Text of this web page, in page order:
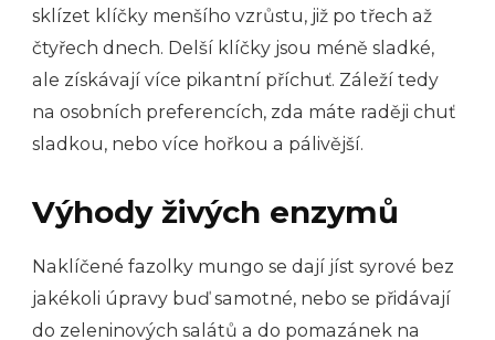
sklízet klíčky menšího vzrůstu, již po třech až
čtyřech dnech. Delší klíčky jsou méně sladké,
ale získávají více pikantní příchuť. Záleží tedy
na osobních preferencích, zda máte raději chuť
sladkou, nebo více hořkou a pálivější.
Výhody živých enzymů
Naklíčené fazolky mungo se dají jíst syrové bez
jakékoli úpravy buď samotné, nebo se přidávají
do zeleninových salátů a do pomazánek na